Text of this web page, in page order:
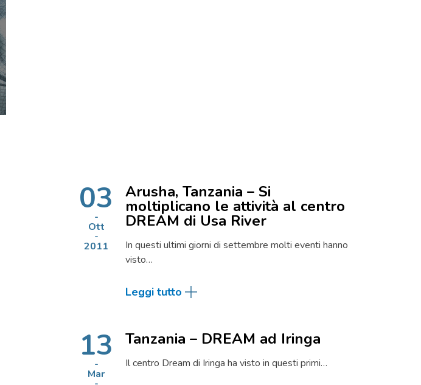
03
Ott
2011
Arusha, Tanzania – Si
moltiplicano le attività al centro
DREAM di Usa River
In questi ultimi giorni di settembre molti eventi hanno
visto…
Leggi tutto
13
Mar
Tanzania – DREAM ad Iringa
Il centro Dream di Iringa ha visto in questi primi…